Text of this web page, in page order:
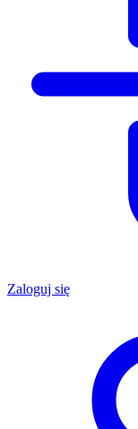
Zaloguj się